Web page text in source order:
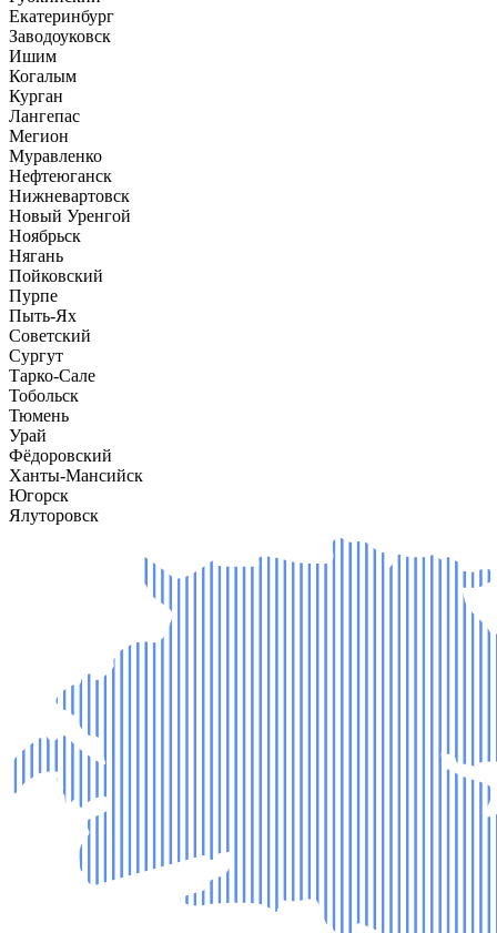
Екатеринбург
Заводоуковск
Ишим
Когалым
Курган
Лангепас
Мегион
Муравленко
Нефтеюганск
Нижневартовск
Новый Уренгой
Ноябрьск
Нягань
Пойковский
Пурпе
Пыть-Ях
Советский
Сургут
Тарко-Сале
Тобольск
Тюмень
Урай
Фёдоровский
Ханты-Мансийск
Югорск
Ялуторовск